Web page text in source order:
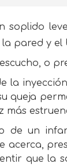
soplido
pared y
o
la
queja
más
de un
acerca,
que la